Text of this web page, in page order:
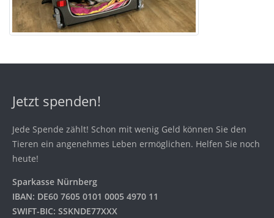
Jetzt spenden!
Jede Spende zählt! Schon mit wenig Geld können Sie den
Tieren ein angenehmes Leben ermöglichen. Helfen Sie noch
heute!
Sparkasse Nürnberg
IBAN: DE60 7605 0101 0005 4970 11
SWIFT-BIC: SSKNDE77XXX